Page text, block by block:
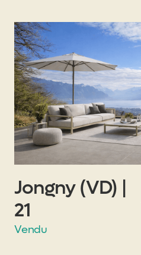
Jongny (VD) |
21
Vendu